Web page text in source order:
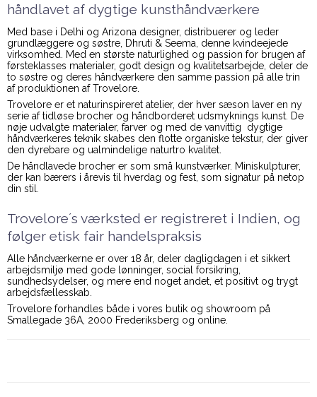
håndlavet af dygtige kunsthåndværkere
Med base i Delhi og Arizona designer, distribuerer og leder
grundlæggere og søstre, Dhruti & Seema, denne kvindeejede
virksomhed. Med en største naturlighed og passion for brugen af
førsteklasses materialer, godt design og kvalitetsarbejde, deler de
to søstre og deres håndværkere den samme passion på alle trin
af produktionen af Trovelore.
Trovelore er et naturinspireret atelier, der hver sæson laver en ny
serie af tidløse brocher og håndborderet udsmyknings kunst. De
nøje udvalgte materialer, farver og med de vanvittig dygtige
håndværkeres teknik skabes den flotte organiske tekstur, der giver
den dyrebare og ualmindelige naturtro kvalitet.
De håndlavede brocher er som små kunstværker. Miniskulpturer,
der kan bærers i årevis til hverdag og fest, som signatur på netop
din stil.
Trovelore´s værksted er registreret i Indien, og
følger etisk fair handelspraksis
Alle håndværkerne er over 18 år, deler dagligdagen i et sikkert
arbejdsmiljø med gode lønninger, social forsikring,
sundhedsydelser, og mere end noget andet, et positivt og trygt
arbejdsfællesskab.
Trovelore forhandles både i vores butik og showroom på
Smallegade 36A, 2000 Frederiksberg og online.